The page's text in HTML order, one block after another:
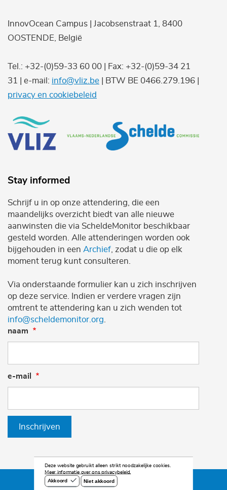
InnovOcean Campus | Jacobsenstraat 1, 8400
OOSTENDE, België
Tel.: +32-(0)59-33 60 00 | Fax: +32-(0)59-34 21
31 | e-mail: info@vliz.be | BTW BE 0466.279.196 |
privacy en cookiebeleid
Stay informed
Schrijf u in op onze attendering, die een
maandelijks overzicht biedt van alle nieuwe
aanwinsten die via ScheldeMonitor beschikbaar
gesteld worden. Alle attenderingen worden ook
bijgehouden in een Archief , zodat u die op elk
moment terug kunt consulteren.
Via onderstaande formulier kan u zich inschrijven
op deze service. Indien er verdere vragen zijn
omtrent te attendering kan u zich wenden tot
info@scheldemonitor.org
naam
e-mail
Inschrijven
©2026 Scheldemonitor
Deze website gebruikt alleen strikt noodzakelijke cookies.
Meer informatie over ons privacybeleid.
Akkoord
Niet akkoord